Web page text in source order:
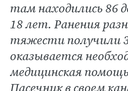
там находились 86
18 лет. Ранения
тяжести получили
оказывается
медицинская